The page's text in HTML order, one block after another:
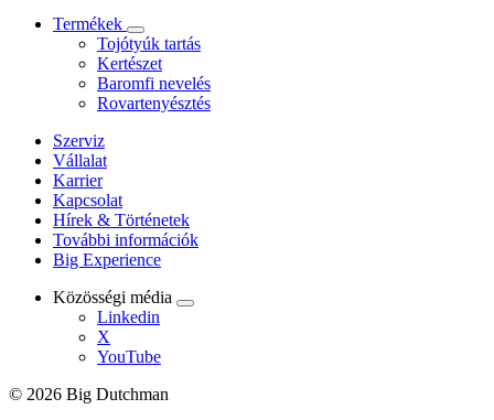
Termékek
Tojótyúk tartás
Kertészet
Baromfi nevelés
Rovartenyésztés
Szerviz
Vállalat
Karrier
Kapcsolat
Hírek & Történetek
További információk
Big Experience
Közösségi média
Linkedin
X
YouTube
© 2026 Big Dutchman